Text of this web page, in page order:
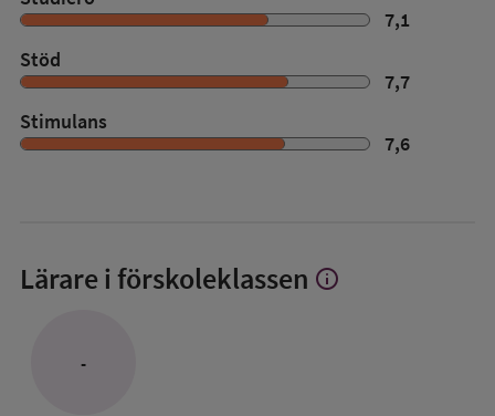
7,1
Stöd
7,7
Stimulans
7,6
Lärare i förskoleklassen Visa
info
-